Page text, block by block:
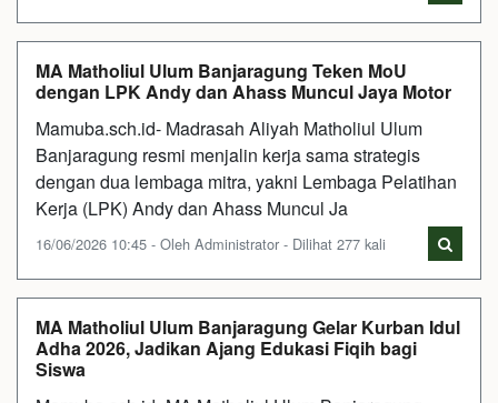
MA Matholiul Ulum Banjaragung Teken MoU
dengan LPK Andy dan Ahass Muncul Jaya Motor
Mamuba.sch.id- Madrasah Aliyah Matholiul Ulum
Banjaragung resmi menjalin kerja sama strategis
dengan dua lembaga mitra, yakni Lembaga Pelatihan
Kerja (LPK) Andy dan Ahass Muncul Ja
16/06/2026 10:45 - Oleh Administrator - Dilihat 277 kali
MA Matholiul Ulum Banjaragung Gelar Kurban Idul
Adha 2026, Jadikan Ajang Edukasi Fiqih bagi
Siswa